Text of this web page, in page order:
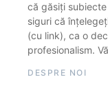
că găsiți
siguri că
(cu link), ca o
profesionalism.
DESPRE NOI